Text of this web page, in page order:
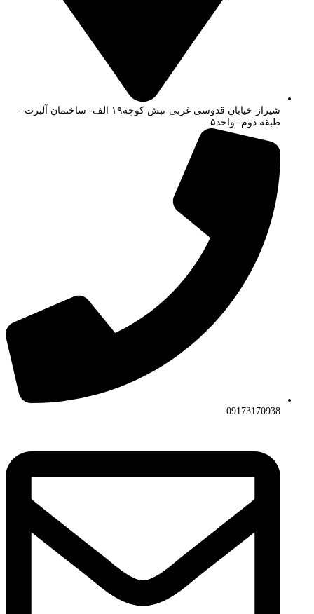
شیراز-خیابان قدوسی غربی-نبش کوچه۱۹ الف- ساختمان آلبرت-
طبقه دوم- واحد۵
09173170938